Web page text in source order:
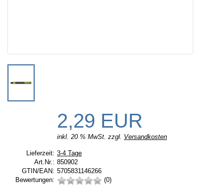
2,29 EUR
inkl. 20 % MwSt. zzgl. Versandkosten
Lieferzeit: Lieferzeit:
3-4 Tage
Art.Nr.: 850902
GTIN/EAN: 5705831146266
Bewertungen:
(0)